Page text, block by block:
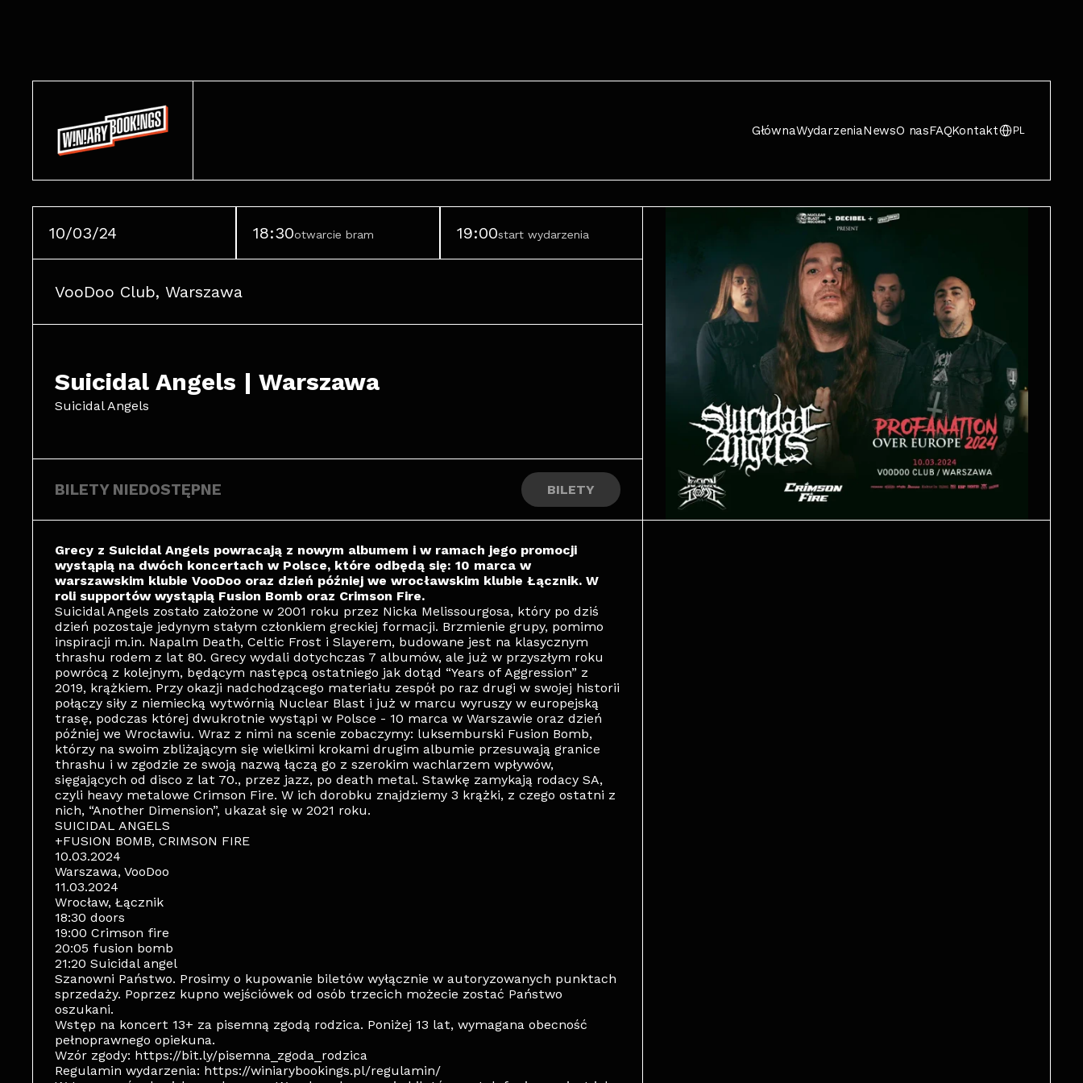
GłównaWydarzeniaNewsO nasFAQKontakt PL
10/03/24 18:30otwarcie bram 19:00start wydarzenia
VooDoo Club, Warszawa
Suicidal Angels | Warszawa
Suicidal Angels
BILETY NIEDOSTĘPNE BILETY
Grecy z Suicidal Angels powracają z nowym albumem i w ramach jego promocji
wystąpią na dwóch koncertach w Polsce, które odbędą się: 10 marca w
warszawskim klubie VooDoo oraz dzień później we wrocławskim klubie Łącznik. W
roli supportów wystąpią Fusion Bomb oraz Crimson Fire.
Suicidal Angels zostało założone w 2001 roku przez Nicka Melissourgosa, który po dziś
dzień pozostaje jedynym stałym członkiem greckiej formacji. Brzmienie grupy, pomimo
inspiracji m.in. Napalm Death, Celtic Frost i Slayerem, budowane jest na klasycznym
thrashu rodem z lat 80. Grecy wydali dotychczas 7 albumów, ale już w przyszłym roku
powrócą z kolejnym, będącym następcą ostatniego jak dotąd “Years of Aggression” z
2019, krążkiem. Przy okazji nadchodzącego materiału zespół po raz drugi w swojej historii
połączy siły z niemiecką wytwórnią Nuclear Blast i już w marcu wyruszy w europejską
trasę, podczas której dwukrotnie wystąpi w Polsce - 10 marca w Warszawie oraz dzień
później we Wrocławiu. Wraz z nimi na scenie zobaczymy: luksemburski Fusion Bomb,
którzy na swoim zbliżającym się wielkimi krokami drugim albumie przesuwają granice
thrashu i w zgodzie ze swoją nazwą łączą go z szerokim wachlarzem wpływów,
sięgających od disco z lat 70., przez jazz, po death metal. Stawkę zamykają rodacy SA,
czyli heavy metalowe Crimson Fire. W ich dorobku znajdziemy 3 krążki, z czego ostatni z
nich, “Another Dimension”, ukazał się w 2021 roku.
SUICIDAL ANGELS
+FUSION BOMB, CRIMSON FIRE
10.03.2024
Warszawa, VooDoo
11.03.2024
Wrocław, Łącznik
18:30 doors
19:00 Crimson fire
20:05 fusion bomb
21:20 Suicidal angel
Szanowni Państwo. Prosimy o kupowanie biletów wyłącznie w autoryzowanych punktach
sprzedaży. Poprzez kupno wejściówek od osób trzecich możecie zostać Państwo
oszukani.
Wstęp na koncert 13+ za pisemną zgodą rodzica. Poniżej 13 lat, wymagana obecność
pełnoprawnego opiekuna.
Wzór zgody: https://bit.ly/pisemna_zgoda_rodzica
Regulamin wydarzenia: https://winiarybookings.pl/regulamin/